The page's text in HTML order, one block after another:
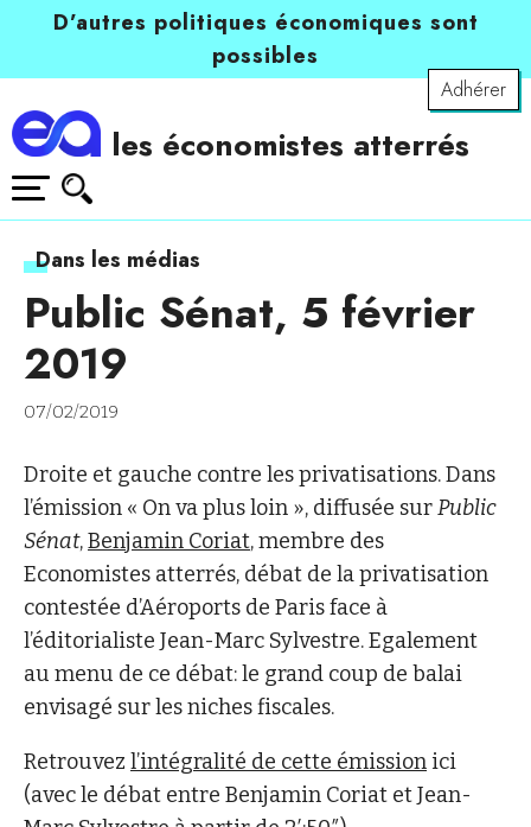
D’autres politiques économiques sont
possibles
Adhérer
les économistes atterrés
Dans les médias
Public Sénat, 5 février
2019
07/02/2019
Droite et gauche contre les privatisations. Dans
l’émission « On va plus loin », diffusée surPublic
Sénat,Benjamin Coriat, membre des
Economistes atterrés, débat de la privatisation
contestée d’Aéroports de Paris face à
l’éditorialiste Jean-Marc Sylvestre. Egalement
au menu de ce débat: le grand coup de balai
envisagé sur les niches fiscales.
Retrouvez l’intégralité de cette émission ici
(avec le débat entre Benjamin Coriat et Jean-